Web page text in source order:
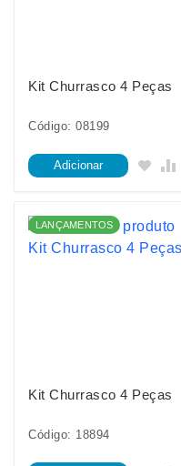
Kit Churrasco 4 Peças
Código: 08199
Adicionar
LANÇAMENTOS
Kit Churrasco 4 Peças
Código: 18894